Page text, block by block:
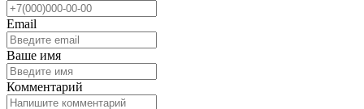
Email
Ваше имя
Комментарий